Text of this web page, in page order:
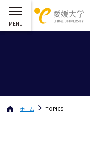
ホーム TOPICS